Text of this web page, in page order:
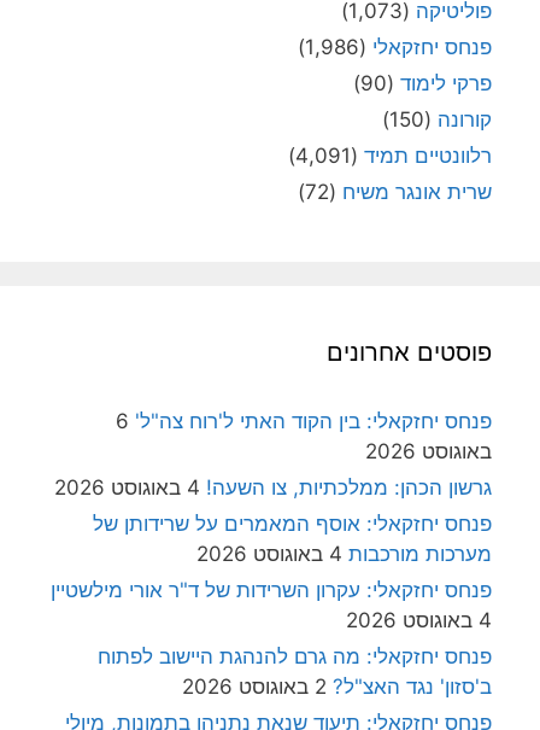
פוליטיקה (1,073)
פנחס יחזקאלי (1,986)
פרקי לימוד (90)
קורונה (150)
רלוונטיים תמיד (4,091)
שרית אונגר משיח (72)
פוסטים אחרונים
פנחס יחזקאלי: בין הקוד האתי ל'רוח צה"ל' 6
באוגוסט 2026
גרשון הכהן: ממלכתיות, צו השעה! 4 באוגוסט 2026
פנחס יחזקאלי: אוסף המאמרים על שרידותן של
מערכות מורכבות 4 באוגוסט 2026
פנחס יחזקאלי: עקרון השרידות של ד"ר אורי מילשטיין
4 באוגוסט 2026
פנחס יחזקאלי: מה גרם להנהגת היישוב לפתוח
ב'סזון' נגד האצ"ל? 2 באוגוסט 2026
פנחס יחזקאלי: תיעוד שנאת נתניהו בתמונות, מיולי